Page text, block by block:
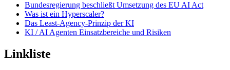
Bundesregierung beschließt Umsetzung des EU AI Act
Was ist ein Hyperscaler?
Das Least-Agency-Prinzip der KI
KI / AI Agenten Einsatzbereiche und Risiken
Linkliste